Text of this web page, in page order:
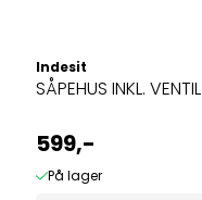
Indesit
SÅPEHUS INKL. VENTIL
599,-
På lager